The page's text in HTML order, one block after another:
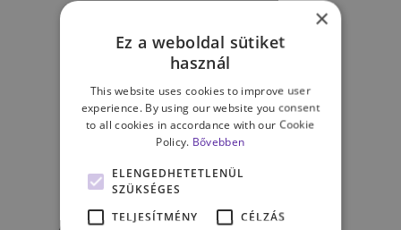
akadályoknak tűnnek.
A nemet mondás, a szünetek
és az önerősítő mantrák is
sokat segíthetnek az érzelmi
kimerüléssel való
megküzdésben.
×
Ez a weboldal sütiket
használ
This website uses cookies to improve user
experience. By using our website you consent
to all cookies in accordance with our Cookie
Policy. Bővebben
ELENGEDHETETLENÜL
SZÜKSÉGES
TELJESÍTMÉNY
CÉLZÁS